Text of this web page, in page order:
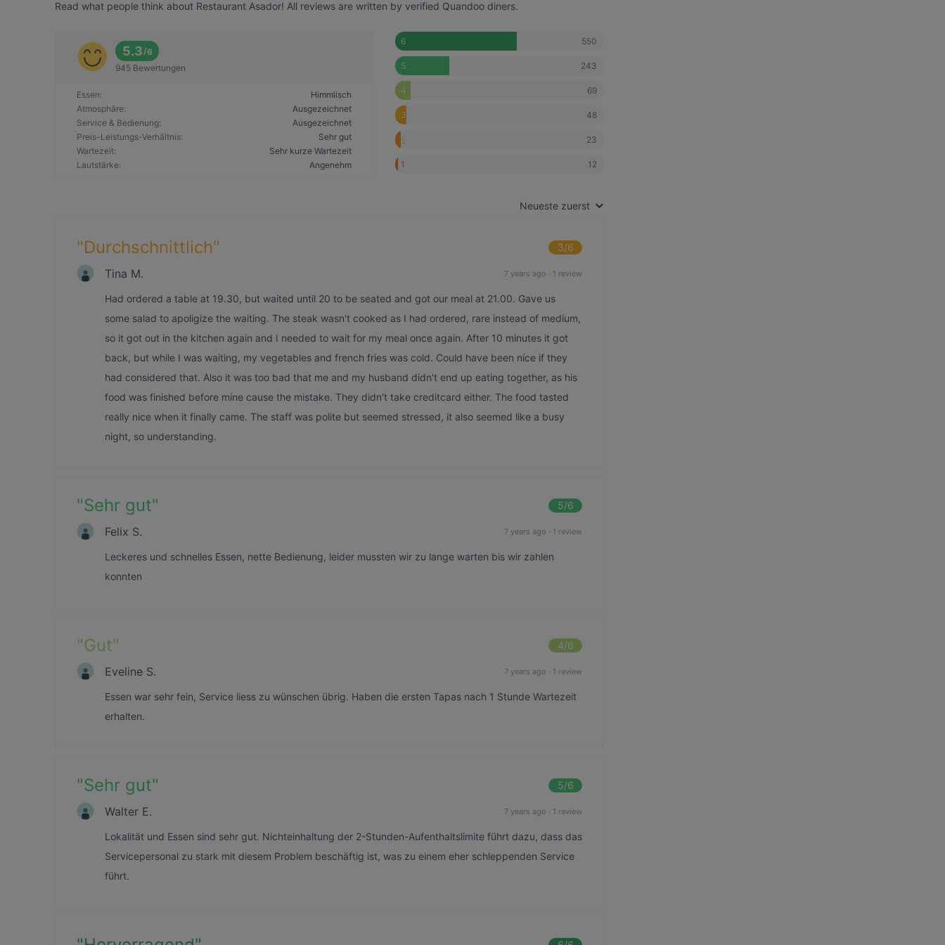
Read what people think about Restaurant Asador! All reviews are written by verified Quandoo diners.
5.3/6
945 Bewertungen
Essen:
Himmlisch
Atmosphäre:
Ausgezeichnet
Service & Bedienung:
Ausgezeichnet
Preis-Leistungs-Verhältnis:
Sehr gut
Wartezeit:
Sehr kurze Wartezeit
Lautstärke: Angenehm
6 550
5 243
4 69
3 48
23
1 12
Neueste zuerst
"Durchschnittlich" 3/6
Tina M. 7 years ago · 1 review
Had ordered a table at 19.30, but waited until 20 to be seated and got our meal at 21.00. Gave us
some salad to apoligize the waiting. The steak wasn't cooked as I had ordered, rare instead of medium,
so it got out in the kitchen again and I needed to wait for my meal once again. After 10 minutes it got
back, but while I was waiting, my vegetables and french fries was cold. Could have been nice if they
had considered that. Also it was too bad that me and my husband didn't end up eating together, as his
food was finished before mine cause the mistake. They didn't take creditcard either. The food tasted
really nice when it finally came. The staff was polite but seemed stressed, it also seemed like a busy
night, so understanding.
"Sehr gut" 5/6
Felix S. 7 years ago · 1 review
Leckeres und schnelles Essen, nette Bedienung, leider mussten wir zu lange warten bis wir zahlen
konnten
"Gut" 4/6
Eveline S. 7 years ago · 1 review
Essen war sehr fein, Service liess zu wünschen übrig. Haben die ersten Tapas nach 1 Stunde Wartezeit
erhalten.
"Sehr gut" 5/6
Walter E. 7 years ago · 1 review
Lokalität und Essen sind sehr gut. Nichteinhaltung der 2-Stunden-Aufenthaltslimite führt dazu, dass das
Servicepersonal zu stark mit diesem Problem beschäftig ist, was zu einem eher schleppenden Service
führt.